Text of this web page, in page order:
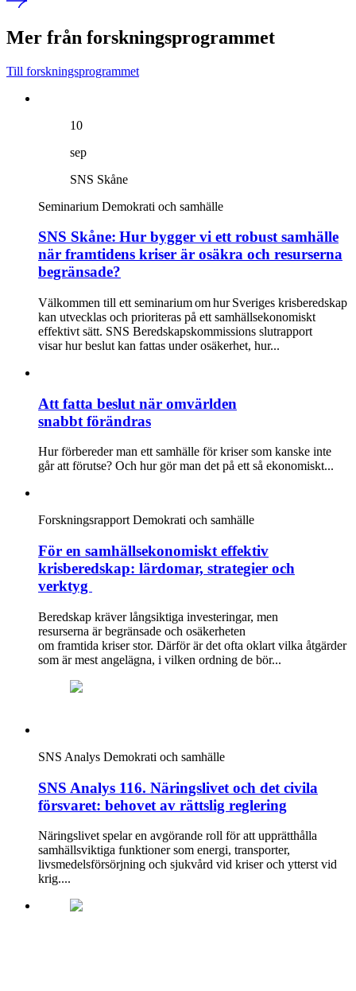
Mer från forskningsprogrammet
Till forskningsprogrammet
10
sep
SNS Skåne
Seminarium Demokrati och samhälle
SNS Skåne: Hur bygger vi ett robust samhälle
när framtidens kriser är osäkra och resurserna
begränsade?
Välkommen till ett seminarium om hur Sveriges krisberedskap
kan utvecklas och prioriteras på ett samhällsekonomiskt
effektivt sätt. SNS Beredskapskommissions slutrapport
visar hur beslut kan fattas under osäkerhet, hur...
Att fatta beslut när omvärlden
snabbt förändras
Hur förbereder man ett samhälle för kriser som kanske inte
går att förutse? Och hur gör man det på ett så ekonomiskt...
Forskningsrapport Demokrati och samhälle
För en samhällsekonomiskt effektiv
krisberedskap: lärdomar, strategier och
verktyg
Beredskap kräver långsiktiga investeringar, men
resurserna är begränsade och osäkerheten
om framtida kriser stor. Därför är det ofta oklart vilka åtgärder
som är mest angelägna, i vilken ordning de bör...
SNS Analys Demokrati och samhälle
SNS Analys 116. Näringslivet och det civila
försvaret: behovet av rättslig reglering
Näringslivet spelar en avgörande roll för att upprätthålla
samhällsviktiga funktioner som energi, transporter,
livsmedelsförsörjning och sjukvård vid kriser och ytterst vid
krig....